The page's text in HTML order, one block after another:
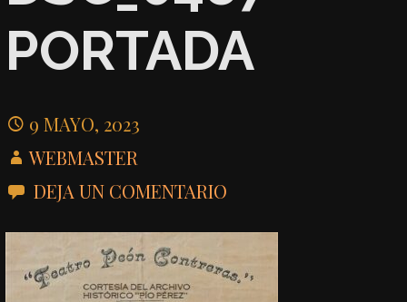
PORTADA
9 MAYO, 2023
WEBMASTER
DEJA UN COMENTARIO